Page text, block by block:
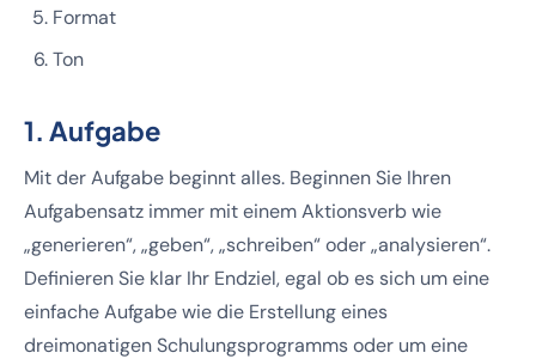
Format
Ton
1. Aufgabe
Mit der Aufgabe beginnt alles. Beginnen Sie Ihren
Aufgabensatz immer mit einem Aktionsverb wie
„generieren“, „geben“, „schreiben“ oder „analysieren“.
Definieren Sie klar Ihr Endziel, egal ob es sich um eine
einfache Aufgabe wie die Erstellung eines
dreimonatigen Schulungsprogramms oder um eine